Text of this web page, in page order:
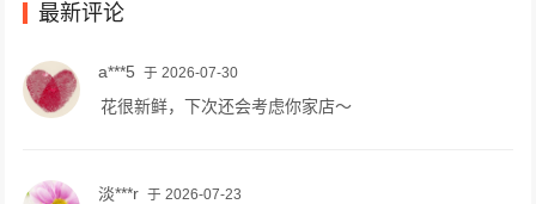
最新评论
a***5 于 2026-07-30
花很新鲜，下次还会考虑你家店～
淡***r 于 2026-07-23